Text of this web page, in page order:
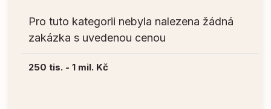
Pro tuto kategorii nebyla nalezena žádná
zakázka s uvedenou cenou
250 tis. - 1 mil. Kč